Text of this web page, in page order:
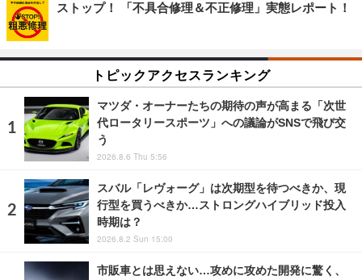
ストップ！ 「不具合修理＆不正修理」実態レポート！
トピックアクセスランキング
マツダ・オーナーたちの期待の声が高まる「次世
代ロータリースポーツ」への議論がSNSで飛び交
う
2026.8.6 Thu 5:56
スバル「レヴォーグ」は次期型を待つべきか、現
行型を買うべきか…ストロングハイブリッド投入
時期は？
2026.8.2 Sun 15:00
市販車とは思えない…攻めに攻めた開発に驚く、